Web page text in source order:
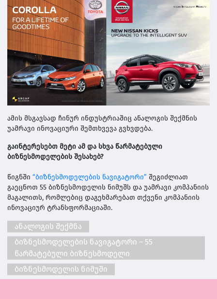
ამის მსგავსად ჩინურ ინდუსტრიაშიც ანალოგის შექმნის
უამრავი ინოვაციური შემთხვევა გვხვდება.
გაინტერესებთ მეტი ამ და სხვა წარმატებული
ბიზნესმოდელების შესახებ?
წიგნში “ბიზნესმოდელების ნავიგატორი” შეგიძლიათ
გაეცნოთ 55 ბიზნესმოდელის ნიმუშს და უამრავი კომპანიის
მაგალითს, რომლებიც დაგეხმარებათ თქვენი კომპანიის
ინოვაციურ ტრანსფორმაციაში.
ანალოგის შექმნა
ბიზნესმოდელების ნავიგატორი – 55
წარმატებული ბიზნესმოდელი
ბიზნესმოდელის ნიმუში